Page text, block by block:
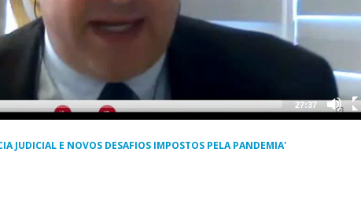
27:37
JUDICIAL E NOVOS DESAFIOS IMPOSTOS PELA PANDEMIA'